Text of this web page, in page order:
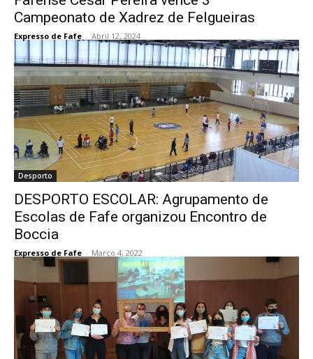
Campeonato de Xadrez de Felgueiras
Expresso de Fafe - Abril 12, 2024
Desporto
DESPORTO ESCOLAR: Agrupamento de
Escolas de Fafe organizou Encontro de
Boccia
Expresso de Fafe - Março 4, 2022